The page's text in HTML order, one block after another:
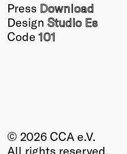
Press Download
Design Studio Es
Code 101
© 2026 CCA e.V.
All rights reserved.